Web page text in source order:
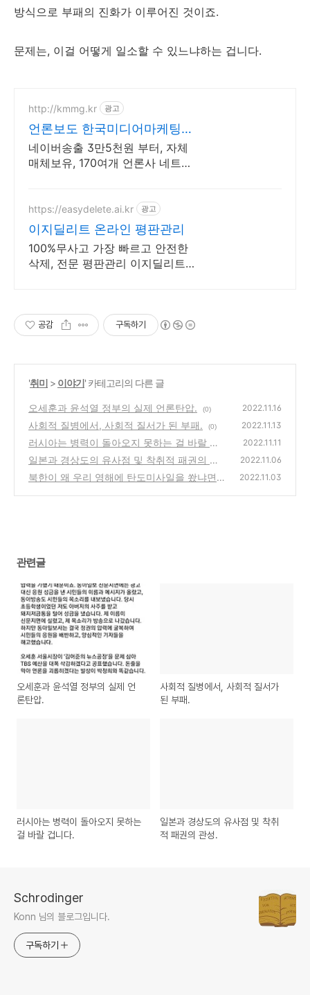
방식으로 부패의 진화가 이루어진 것이죠.
문제는, 이걸 어떻게 일소할 수 있느냐하는 겁니다.
http://kmmg.kr 광고
언론보도 한국미디어마케팅그
룹 언론사 직접운영
네이버송출 3만5천원 부터, 자체
매체보유, 170여개 언론사 네트워
https://easydelete.ai.kr 광고
이지딜리트 온라인 평판관리
100%무사고 가장 빠르고 안전한
삭제, 전문 평판관리 이지딜리트
공감 구독하기
'취미 > 이야기' 카테고리의 다른 글
오세훈과 윤석열 정부의 실제 언론탄압. (0) 2022.11.16
사회적 질병에서, 사회적 질서가 된 부패. (0) 2022.11.13
러시아는 병력이 돌아오지 못하는 걸 바랄 겁
니다.
(0)
2022.11.11
일본과 경상도의 유사점 및 착취적 패권의 관
성.
(0)
2022.11.06
북한이 왜 우리 영해에 탄도미사일을 쐈냐면. 2022.11.03
관련글
오세훈과 윤석열 정부의 실제 언
론탄압.
사회적 질병에서, 사회적 질서가
된 부패.
러시아는 병력이 돌아오지 못하는
걸 바랄 겁니다.
일본과 경상도의 유사점 및 착취
적 패권의 관성.
Schrodinger
Konn 님의 블로그입니다.
구독하기